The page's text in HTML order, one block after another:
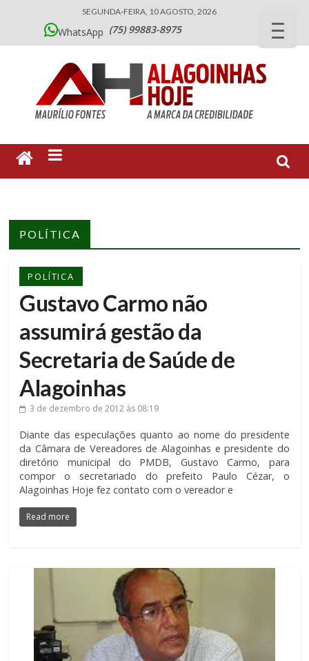
SEGUNDA-FEIRA, 10 AGOSTO, 2026
WhatsApp (75) 99883-8975
POLÍTICA
POLÍTICA
Gustavo Carmo não
assumirá gestão da
Secretaria de Saúde de
Alagoinhas
3 de dezembro de 2012 às 08:19
Diante das especulações quanto ao nome do presidente
da Câmara de Vereadores de Alagoinhas e presidente do
diretório municipal do PMDB, Gustavo Carmo, para
compor o secretariado do prefeito Paulo Cézar, o
Alagoinhas Hoje fez contato com o vereador e
Read more